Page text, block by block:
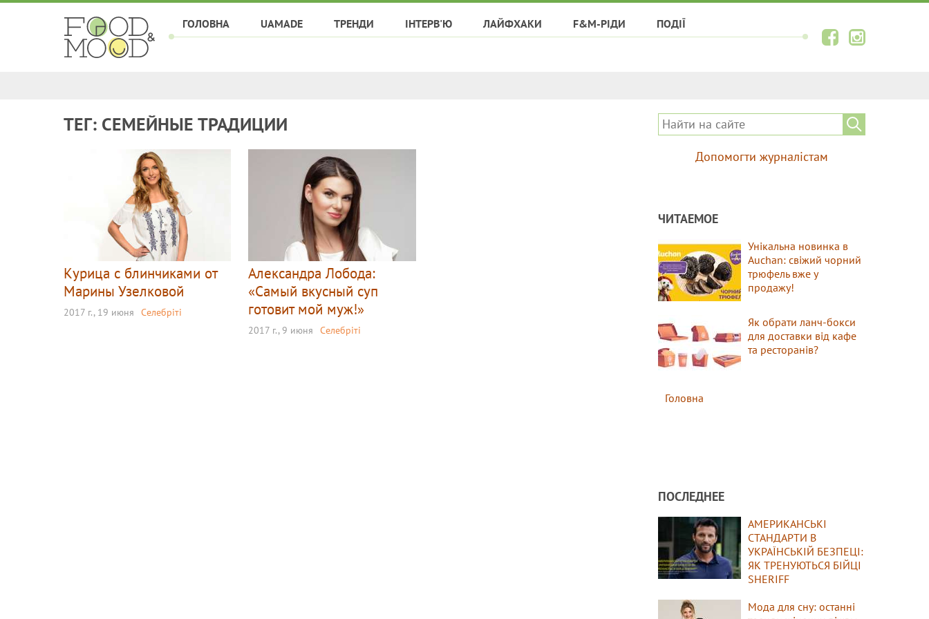
ГОЛОВНА UAMADE ТРЕНДИ ІНТЕРВ'Ю ЛАЙФХАКИ F&M-РІДИ ПОДІЇ
ТЕГ: СЕМЕЙНЫЕ ТРАДИЦИИ
Курица с блинчиками от
Марины Узелковой
2017 г., 19 июня Селебріті
Александра Лобода:
«Самый вкусный суп
готовит мой муж!»
2017 г., 9 июня Селебріті
Допомогти журналістам
ЧИТАЕМОЕ
Унікальна новинка в
Auchan: свіжий чорний
трюфель вже у
продажу!
Як обрати ланч-бокси
для доставки від кафе
та ресторанів?
Головна
ПОСЛЕДНЕЕ
АМЕРИКАНСЬКІ
СТАНДАРТИ В
УКРАЇНСЬКІЙ БЕЗПЕЦІ:
ЯК ТРЕНУЮТЬСЯ БІЙЦІ
SHERIFF
Мода для сну: останні